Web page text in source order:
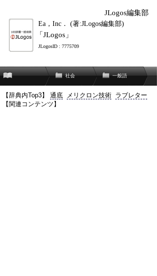
JLogos編集部
Ea，Inc． (著:JLogos編集部)
「JLogos」
JLogosID : 7775709
社会 一般語
【辞典内Top3】 通底 メリクロン技術 ラブレター
【関連コンテンツ】